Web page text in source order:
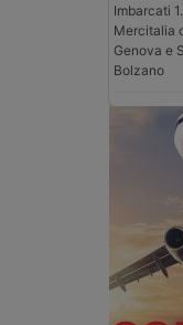
Imbarcati
Mercitalia
Genova e
Bolzano